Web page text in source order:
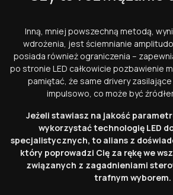
Inną, mniej powszechną metodą,
wdrożenia, jest ściemnianie
posiada również ograniczenia –
po stronie LED całkowicie pozbawienie
pamiętać, że same drivery
impulsowo, co może być
Jeżeli stawiasz na jakość
wykorzystać technologię LED
specjalistycznych, to alians z
który poprowadzi Cię za rękę we
związanych z zagadnieniami
trafnym wyborem.